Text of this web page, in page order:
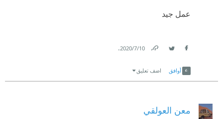
عمل جيد
10‏/7‏/2020
.
أوافق اضف تعليق
معن العولقي